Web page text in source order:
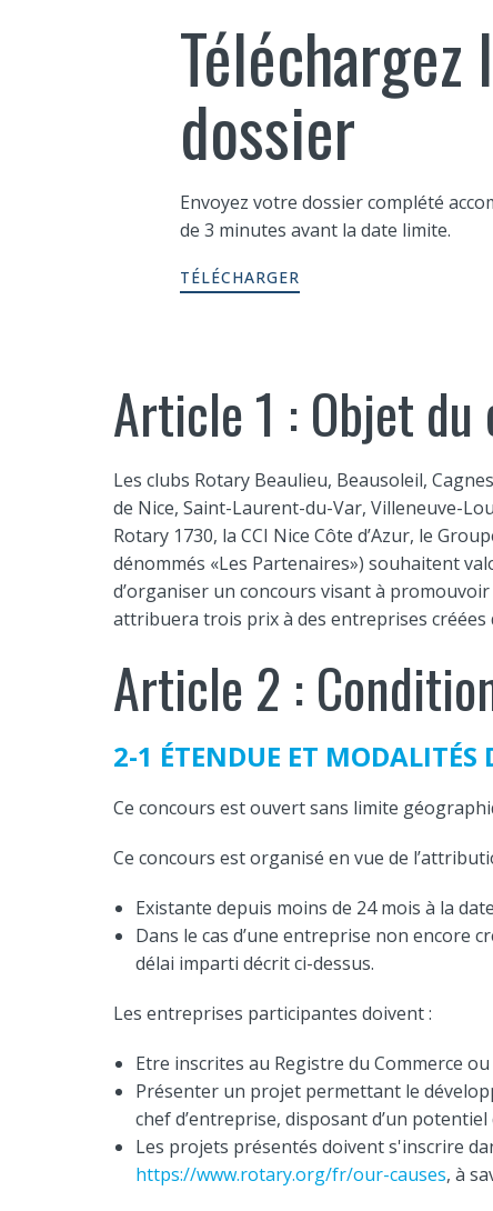
Téléchargez
dossier
Envoyez votre dossier complété
de 3 minutes avant la date limite.
TÉLÉCHARGER
Article 1 : Objet du
Les clubs Rotary Beaulieu, Beausoleil,
de Nice, Saint-Laurent-du-Var, Villeneuve-
Rotary 1730, la CCI Nice Côte d’Azur, le
dénommés «Les Partenaires») souhaitent
d’organiser un concours visant à
attribuera trois prix à des entreprises créées
Article 2 :
2-1 ÉTENDUE ET MODALITÉS
Ce concours est ouvert sans limite
Ce concours est organisé en vue de
Existante depuis moins de 24 mois à la
Dans le cas d’une entreprise non encore
délai imparti décrit ci-dessus.
Les entreprises participantes doivent :
Etre inscrites au Registre du Commerce
Présenter un projet permettant le
chef d’entreprise, disposant d’un
Les projets présentés doivent s'inscrire
https://www.rotary.org/fr/our-causes, à